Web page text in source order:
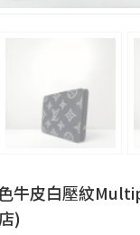
牛皮白壓紋
)